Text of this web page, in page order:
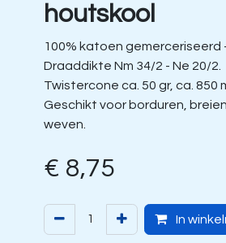
houtskool
100% katoen gemerceriseerd
Draaddikte Nm 34/2 - Ne 20/2.
Twistercone ca. 50 gr, ca. 850
Geschikt voor borduren,
weven.
€ 8,75
In